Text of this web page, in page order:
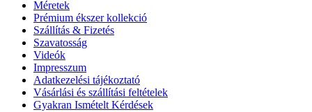
Méretek
Prémium ékszer kollekció
Szállítás & Fizetés
Szavatosság
Videók
Impresszum
Adatkezelési tájékoztató
Vásárlási és szállítási feltételek
Gyakran Ismételt Kérdések